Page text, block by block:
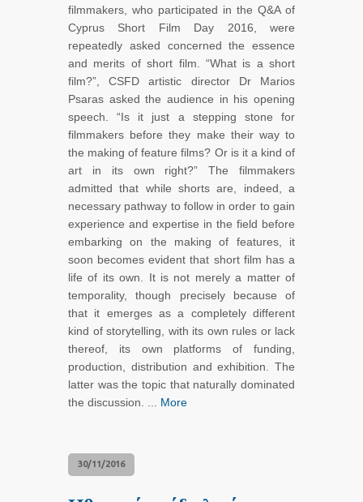
filmmakers, who participated in the Q&A of
Cyprus Short Film Day 2016, were
repeatedly asked concerned the essence
and merits of short film. “What is a short
film?”, CSFD artistic director Dr Marios
Psaras asked the audience in his opening
speech. “Is it just a stepping stone for
filmmakers before they make their way to
the making of feature films? Or is it a kind of
art in its own right?” The filmmakers
admitted that while shorts are, indeed, a
necessary pathway to follow in order to gain
experience and expertise in the field before
embarking on the making of features, it
soon becomes evident that short film has a
life of its own. It is not merely a matter of
temporality, though precisely because of
that it emerges as a completely different
kind of storytelling, with its own rules or lack
thereof, its own platforms of funding,
production, distribution and exhibition. The
latter was the topic that naturally dominated
the discussion. ... More
30/11/2016